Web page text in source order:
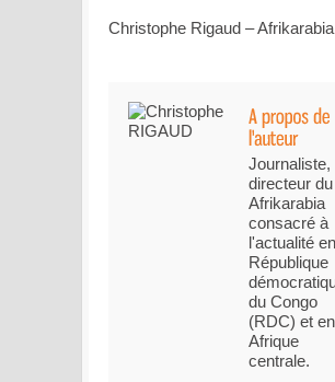
Christophe Rigaud – Afrikarabia
Journaliste,
directeur
Afrikarabia
consacré à
l'actualité en
République
du Congo
(RDC) et en
Afrique
centrale.